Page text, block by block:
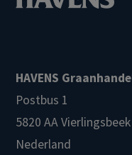
HAVENS
Postbus 1
5820 AA Vierlingsbeek
Nederland